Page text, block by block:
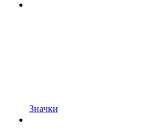
Значки